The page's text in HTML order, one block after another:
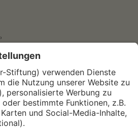
und Sozialwissenschaftliches Institut
und